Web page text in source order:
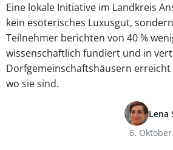
Eine lokale Initiative im Landkreis
kein esoterisches Luxusgut,
Teilnehmer berichten von 40 %
wissenschaftlich fundiert und in
Dorfgemeinschaftshäusern
wo sie sind.
Lena
6.